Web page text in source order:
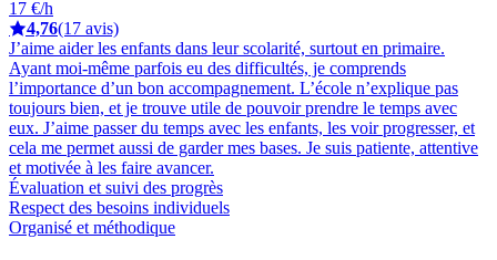
17 €/h
4,76(17 avis)
J’aime aider les enfants dans leur scolarité, surtout en primaire.
Ayant moi-même parfois eu des difficultés, je comprends
l’importance d’un bon accompagnement. L’école n’explique pas
toujours bien, et je trouve utile de pouvoir prendre le temps avec
eux. J’aime passer du temps avec les enfants, les voir progresser, et
cela me permet aussi de garder mes bases. Je suis patiente, attentive
et motivée à les faire avancer.
Évaluation et suivi des progrès
Respect des besoins individuels
Organisé et méthodique